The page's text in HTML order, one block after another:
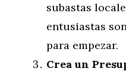
subastas
entusiastas
para empezar.
Crea un